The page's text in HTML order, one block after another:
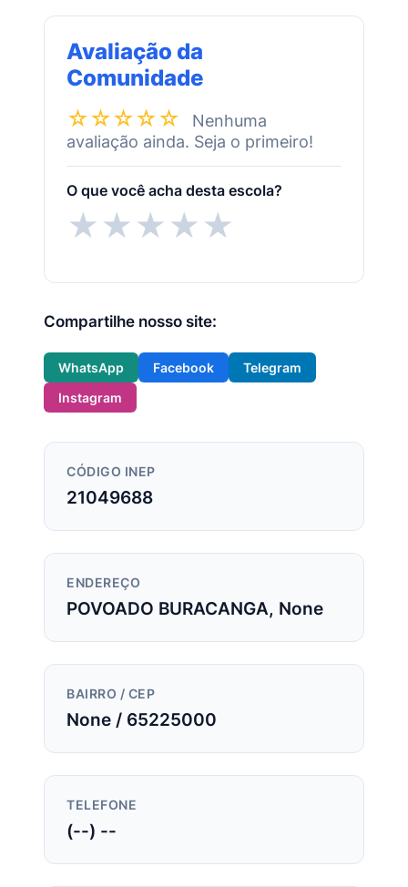
Avaliação da
Comunidade
☆☆☆☆☆
Nenhuma
avaliação ainda. Seja o primeiro!
O que você acha desta escola?
★★★★★
Compartilhe nosso site:
WhatsApp Facebook
Telegram
Instagram
CÓDIGO INEP
21049688
ENDEREÇO
POVOADO BURACANGA, None
BAIRRO / CEP
None / 65225000
TELEFONE
(--) --